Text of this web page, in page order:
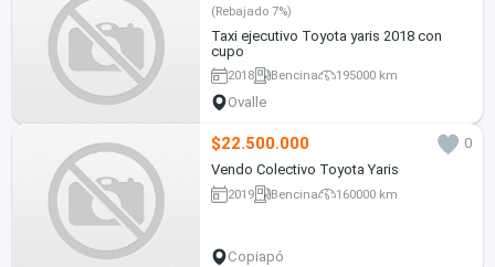
(Rebajado 7%)
Taxi ejecutivo Toyota yaris 2018 con
cupo
2018 Bencina 195000 km
Ovalle
$22.500.000
0
Vendo Colectivo Toyota Yaris
2019 Bencina 160000 km
Copiapó